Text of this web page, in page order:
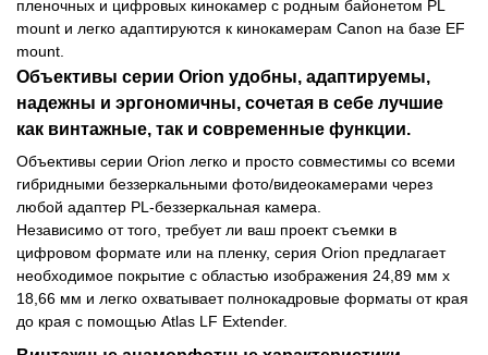
пленочных и цифровых кинокамер с родным байонетом PL
mount и легко адаптируются к кинокамерам Canon на базе EF
mount.
Объективы серии Orion удобны, адаптируемы,
надежны и эргономичны, сочетая в себе лучшие
как винтажные, так и современные функции.
Объективы серии Orion легко и просто совместимы со всеми
гибридными беззеркальными фото/видеокамерами через
любой адаптер PL-беззеркальная камера.
Независимо от того, требует ли ваш проект съемки в
цифровом формате или на пленку, серия Orion предлагает
необходимое покрытие с областью изображения 24,89 мм x
18,66 мм и легко охватывает полнокадровые форматы от края
до края с помощью Atlas LF Extender.